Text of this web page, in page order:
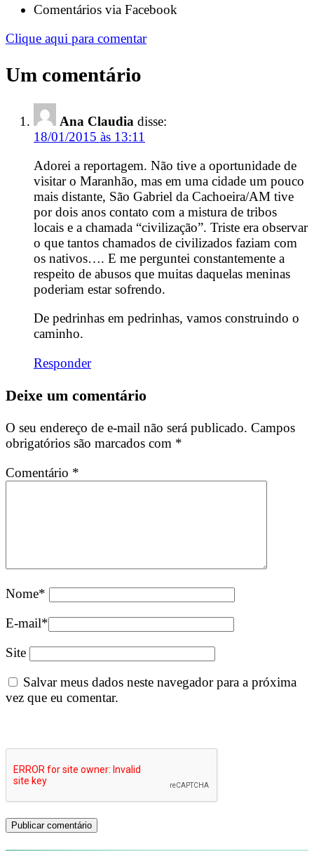
Comentários via Facebook
Clique aqui para comentar
Um comentário
Ana Claudia disse:
18/01/2015 às 13:11
Adorei a reportagem. Não tive a oportunidade de
visitar o Maranhão, mas em uma cidade um pouco
mais distante, São Gabriel da Cachoeira/AM tive
por dois anos contato com a mistura de tribos
locais e a chamada “civilização”. Triste era observar
o que tantos chamados de civilizados faziam com
os nativos…. E me perguntei constantemente a
respeito de abusos que muitas daquelas meninas
poderiam estar sofrendo.
De pedrinhas em pedrinhas, vamos construindo o
caminho.
Responder
Deixe um comentário
O seu endereço de e-mail não será publicado. Campos
obrigatórios são marcados com *
Comentário *
Nome*
E-mail*
Site
Salvar meus dados neste navegador para a próxima
vez que eu comentar.